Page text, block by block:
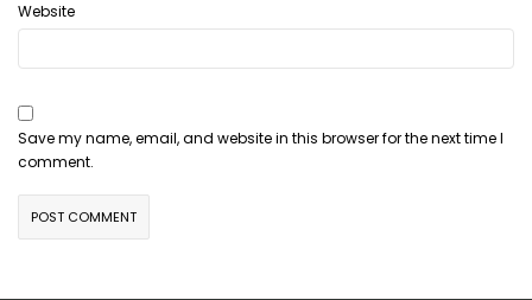
Website
Save my name, email, and website in this browser for the next time I
comment.